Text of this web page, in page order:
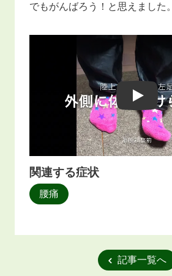
でもがんばろう！と思えました。
Play
関連する症状
腰痛
記事一覧へ